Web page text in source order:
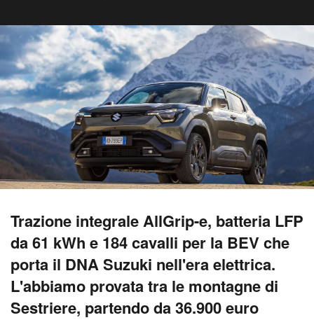
Trazione integrale AllGrip-e, batteria LFP
da 61 kWh e 184 cavalli per la BEV che
porta il DNA Suzuki nell'era elettrica.
L'abbiamo provata tra le montagne di
Sestriere, partendo da 36.900 euro